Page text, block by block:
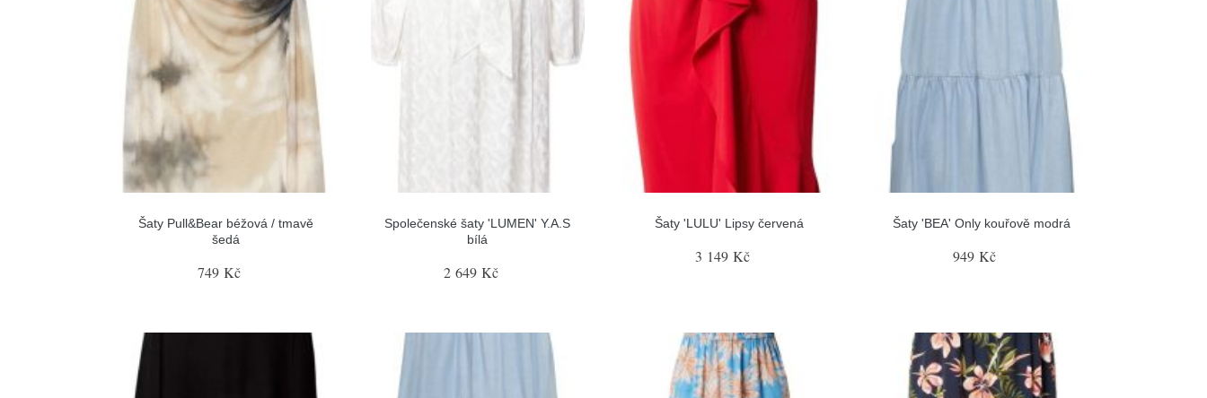
Šaty Pull&Bear béžová / tmavě
šedá
749 Kč
Společenské šaty 'LUMEN' Y.A.S
bílá
2 649 Kč
Šaty 'LULU' Lipsy červená
3 149 Kč
Šaty 'BEA' Only kouřově modrá
949 Kč